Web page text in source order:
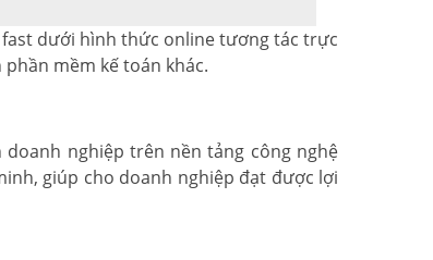
fast dưới hình thức online tương tác trực
mềm kế toán khác.
nghiệp trên nền tảng công nghệ
giúp cho doanh nghiệp đạt được lợi